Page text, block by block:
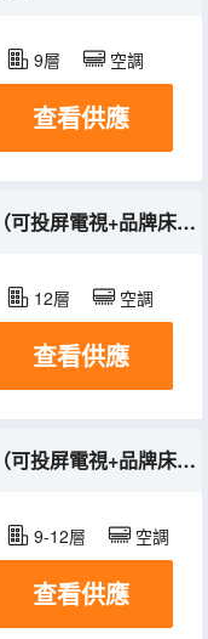
9層 空調
查看供應
親子三人房（可投屏電視+品牌床品）
12層 空調
查看供應
商務大床房（可投屏電視+品牌床品）
9-12層 空調
查看供應